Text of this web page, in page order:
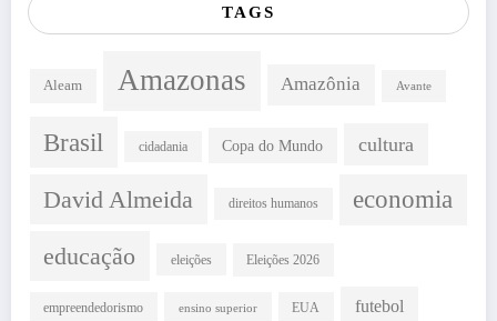
TAGS
Aleam Amazonas Amazônia Avante
Brasil cidadania Copa do Mundo cultura
David Almeida direitos humanos economia
educação eleições Eleições 2026
empreendedorismo ensino superior EUA futebol